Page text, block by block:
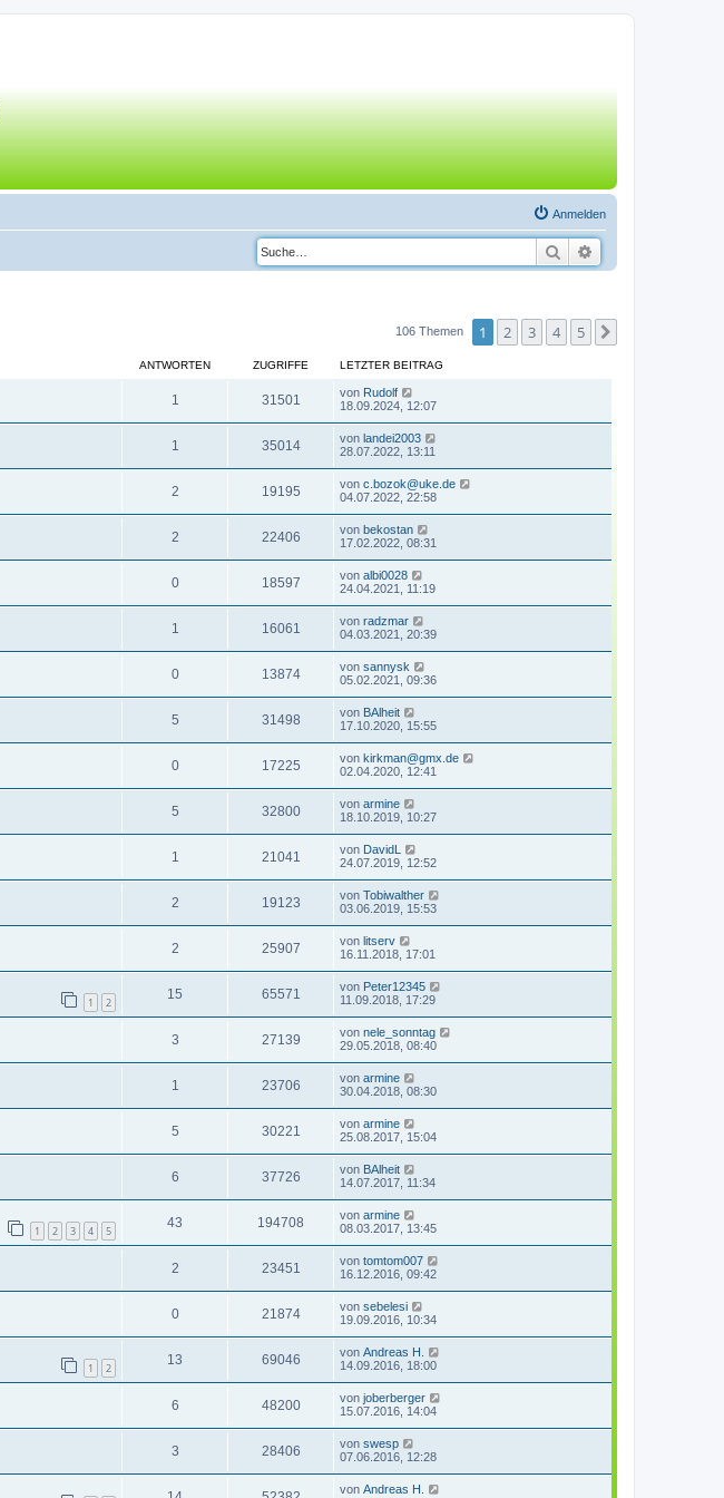
Anmelden
Suche
106 Themen 1 2 3 4 5
ANTWORTEN ZUGRIFFE LETZTER BEITRAG
1 31501 von Rudolf
18.09.2024, 12:07
1 35014 von landei2003
28.07.2022, 13:11
2 19195 von c.bozok@uke.de
04.07.2022, 22:58
2 22406 von bekostan
17.02.2022, 08:31
0 18597 von albi0028
24.04.2021, 11:19
1 16061 von radzmar
04.03.2021, 20:39
0 13874 von sannysk
05.02.2021, 09:36
5 31498 von BAlheit
17.10.2020, 15:55
0 17225 von kirkman@gmx.de
02.04.2020, 12:41
5 32800 von armine
18.10.2019, 10:27
1 21041 von DavidL
24.07.2019, 12:52
2 19123 von Tobiwalther
03.06.2019, 15:53
2 25907 von litserv
16.11.2018, 17:01
1 2
15 65571 von Peter12345
11.09.2018, 17:29
3 27139 von nele_sonntag
29.05.2018, 08:40
1 23706 von armine
30.04.2018, 08:30
5 30221 von armine
25.08.2017, 15:04
6 37726 von BAlheit
14.07.2017, 11:34
1 2 3 4 5
43 194708 von armine
08.03.2017, 13:45
2 23451 von tomtom007
16.12.2016, 09:42
0 21874 von sebelesi
19.09.2016, 10:34
1 2
13 69046 von Andreas H.
14.09.2016, 18:00
6 48200 von joberberger
15.07.2016, 14:04
3 28406 von swesp
07.06.2016, 12:28
von Andreas H.